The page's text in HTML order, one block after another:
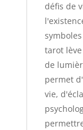
défis de
tarot
de
permet
vie,